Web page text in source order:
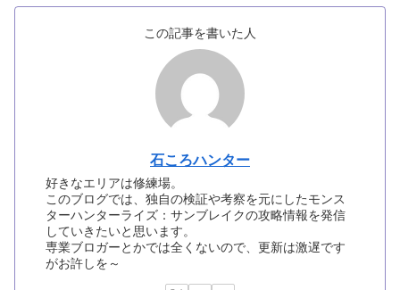
この記事を書いた人
石ころハンター
好きなエリアは修練場。
このブログでは、独自の検証や考察を元にしたモンス
ターハンターライズ：サンブレイクの攻略情報を発信
していきたいと思います。
専業ブロガーとかでは全くないので、更新は激遅です
がお許しを～